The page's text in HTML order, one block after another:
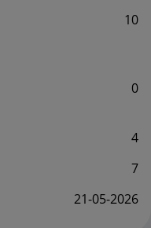
10
0
4
7
‎21-05-2026